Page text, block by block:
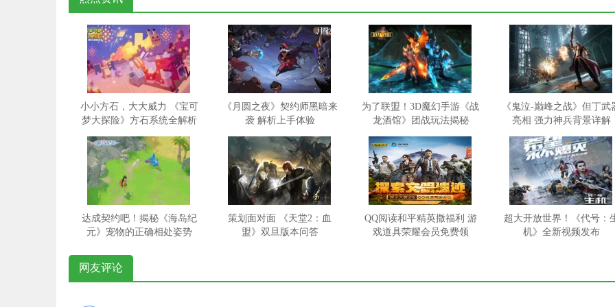
小小方石，大大威力 《宝可
梦大探险》方石系统全解析
《月圆之夜》契约师黑暗来
袭 解析上手体验
为了联盟！3D魔幻手游《战
龙酒馆》团战玩法揭秘
《鬼泣-巅峰之战》但丁武
亮相 强力神兵背景详解
达成契约吧！揭秘《海岛纪
元》宠物的正确相处姿势
策划面对面 《天堂2：血
盟》双旦版本问答
QQ阅读和平精英撒福利 游
戏道具荣耀会员免费领
超大开放世界！《代号：
机》全新视频发布
网友评论